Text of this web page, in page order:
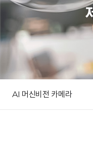
AI 머신비전 카메라